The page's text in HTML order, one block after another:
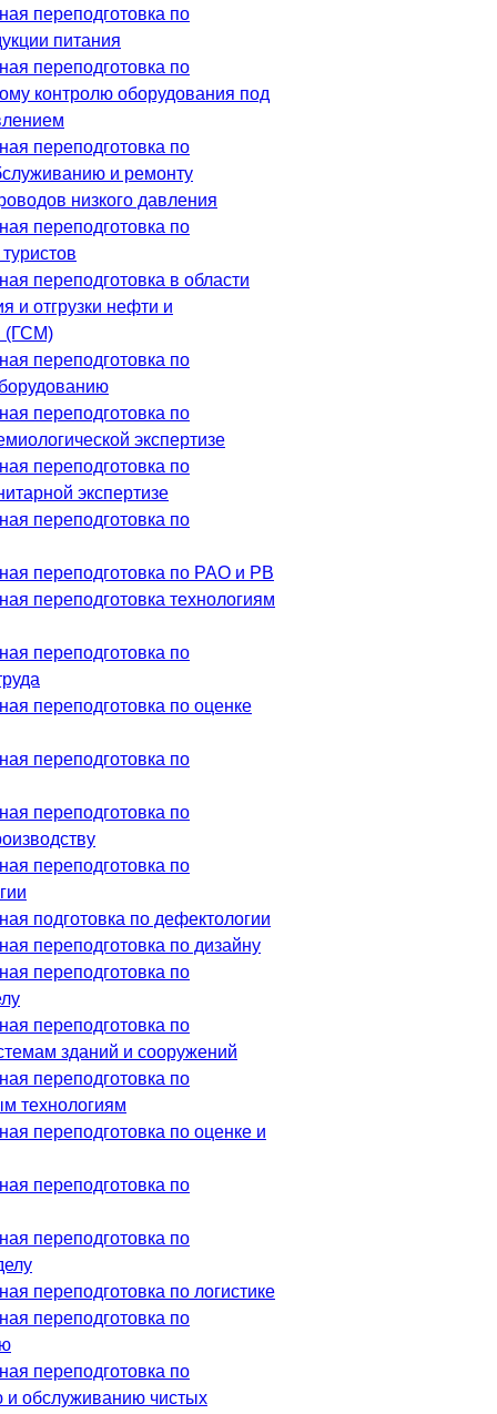
переподготовка по
питания
переподготовка по
контролю оборудования под
переподготовка по
и ремонту
низкого давления
переподготовка по
переподготовка в области
и отгрузки нефти и
(ГСМ)
переподготовка по
переподготовка по
экспертизе
переподготовка по
экспертизе
переподготовка по
переподготовка по РАО и РВ
переподготовка технологиям
переподготовка по
переподготовка по оценке
переподготовка по
переподготовка по
переподготовка по
подготовка по дефектологии
переподготовка по дизайну
переподготовка по
переподготовка по
зданий и сооружений
переподготовка по
технологиям
переподготовка по оценке и
переподготовка по
переподготовка по
переподготовка по логистике
переподготовка по
переподготовка по
и обслуживанию чистых